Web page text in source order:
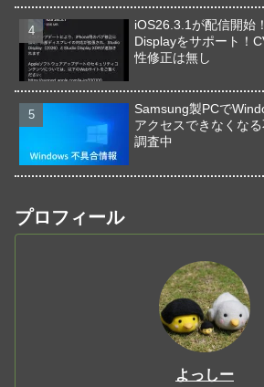
iOS26.3.1が配信開始
Displayをサポート！
性修正は無し
Samsung製PCで
アクセスできなくな
調査中
プロフィール
よっしー